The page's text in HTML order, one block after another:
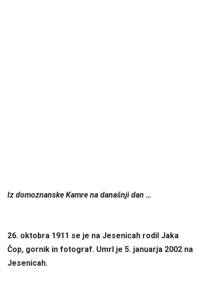
Iz domoznanske Kamre na današnji dan …
26. oktobra 1911 se je na Jesenicah rodil Jaka
Čop, gornik in fotograf. Umrl je 5. januarja 2002 na
Jesenicah.